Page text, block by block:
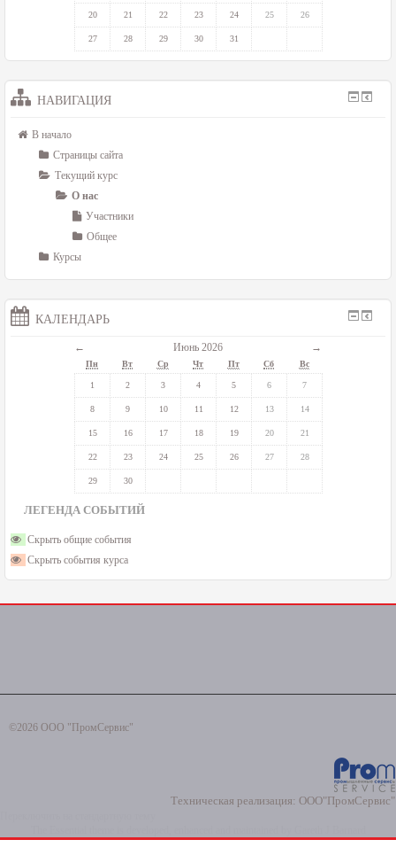
20 21 22 23 24 25 26
27 28 29 30 31
НАВИГАЦИЯ
В начало
Страницы сайта
Текущий курс
О нас
Участники
Общее
Курсы
КАЛЕНДАРЬ
← Июнь 2026 →
Пн Вт Ср Чт Пт Сб Вс
1 2 3 4 5 6 7
8 9 10 11 12 13 14
15 16 17 18 19 20 21
22 23 24 25 26 27 28
29 30
ЛЕГЕНДА СОБЫТИЙ
Скрыть общие события
Скрыть события курса
©2026 ООО "ПромСервис"
Техническая реализация: ООО"ПромСервис"